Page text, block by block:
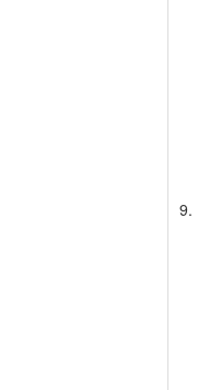
9.